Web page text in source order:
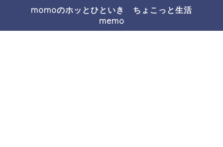
momoのホッとひといき ちょこっと生活
memo